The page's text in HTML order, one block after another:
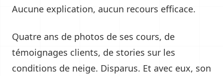
Aucune explication, aucun recours efficace.
Quatre ans de photos de ses cours, de
témoignages clients, de stories sur les
conditions de neige. Disparus. Et avec eux, son